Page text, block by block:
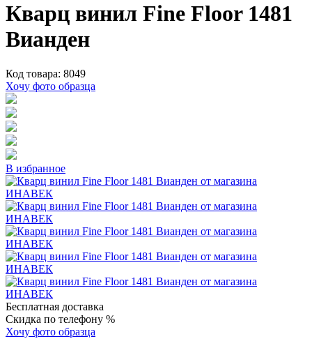
Кварц винил Fine Floor 1481
Вианден
Код товара: 8049
Хочу фото образца
В избранное
Бесплатная доставка
Скидка по телефону %
Хочу фото образца